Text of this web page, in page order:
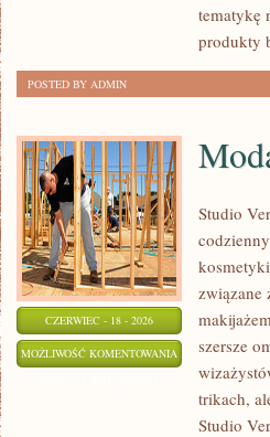
tematykę
produkty
POSTED BY ADMIN
CZERWIEC - 18 - 2026
MOŻLIWOŚĆ KOMENTOWANIA MODA
URODA
Studio
związane
szersze
trikach,
Studio